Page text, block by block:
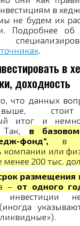
в
не будем их
Подробнее
.
в
доходность
что данных
стоит
итог и
Так, в
фонд”, в
компании или
менее 200 тыс.
размещения
– от одного